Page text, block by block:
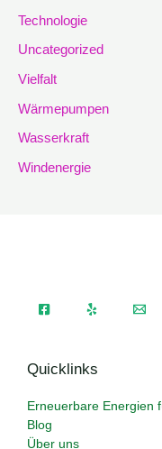
Technologie
Uncategorized
Vielfalt
Wärmepumpen
Wasserkraft
Windenergie
Quicklinks
Erneuerbare Energien
Blog
Über uns